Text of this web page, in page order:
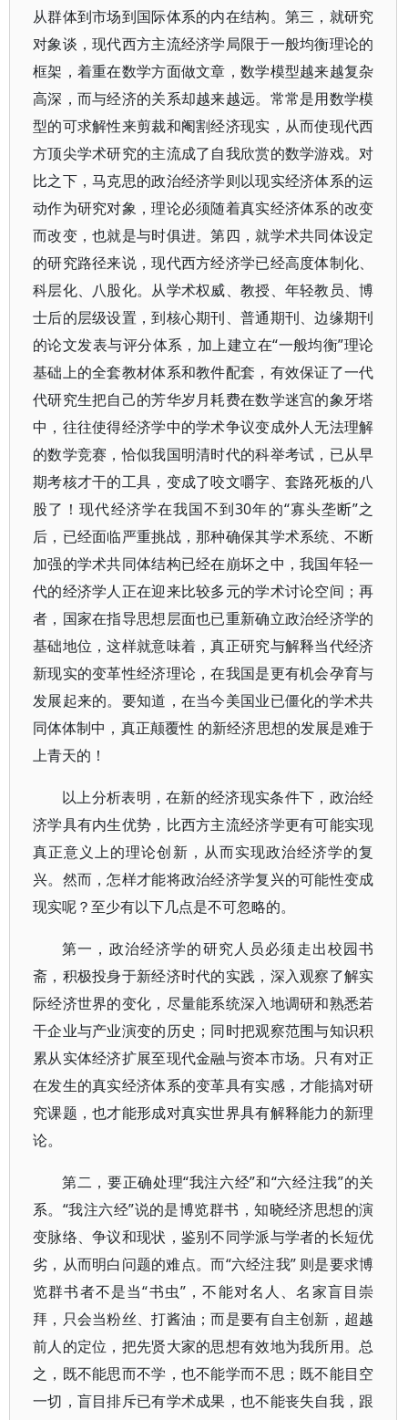
从群体到市场到国际体系的内在结构。第三，就研究
对象谈，现代西方主流经济学局限于一般均衡理论的
框架，着重在数学方面做文章，数学模型越来越复杂
高深，而与经济的关系却越来越远。常常是用数学模
型的可求解性来剪裁和阉割经济现实，从而使现代西
方顶尖学术研究的主流成了自我欣赏的数学游戏。对
比之下，马克思的政治经济学则以现实经济体系的运
动作为研究对象，理论必须随着真实经济体系的改变
而改变，也就是与时俱进。第四，就学术共同体设定
的研究路径来说，现代西方经济学已经高度体制化、
科层化、八股化。从学术权威、教授、年轻教员、博
士后的层级设置，到核心期刊、普通期刊、边缘期刊
的论文发表与评分体系，加上建立在“一般均衡”理论
基础上的全套教材体系和教件配套，有效保证了一代
代研究生把自己的芳华岁月耗费在数学迷宫的象牙塔
中，往往使得经济学中的学术争议变成外人无法理解
的数学竞赛，恰似我国明清时代的科举考试，已从早
期考核才干的工具，变成了咬文嚼字、套路死板的八
股了！现代经济学在我国不到30年的“寡头垄断”之
后，已经面临严重挑战，那种确保其学术系统、不断
加强的学术共同体结构已经在崩坏之中，我国年轻一
代的经济学人正在迎来比较多元的学术讨论空间；再
者，国家在指导思想层面也已重新确立政治经济学的
基础地位，这样就意味着，真正研究与解释当代经济
新现实的变革性经济理论，在我国是更有机会孕育与
发展起来的。要知道，在当今美国业已僵化的学术共
同体体制中，真正颠覆性 的新经济思想的发展是难于
上青天的！
以上分析表明，在新的经济现实条件下，政治经
济学具有内生优势，比西方主流经济学更有可能实现
真正意义上的理论创新，从而实现政治经济学的复
兴。然而，怎样才能将政治经济学复兴的可能性变成
现实呢？至少有以下几点是不可忽略的。
第一，政治经济学的研究人员必须走出校园书
斋，积极投身于新经济时代的实践，深入观察了解实
际经济世界的变化，尽量能系统深入地调研和熟悉若
干企业与产业演变的历史；同时把观察范围与知识积
累从实体经济扩展至现代金融与资本市场。只有对正
在发生的真实经济体系的变革具有实感，才能搞对研
究课题，也才能形成对真实世界具有解释能力的新理
论。
第二，要正确处理“我注六经”和“六经注我”的关
系。“我注六经”说的是博览群书，知晓经济思想的演
变脉络、争议和现状，鉴别不同学派与学者的长短优
劣，从而明白问题的难点。而“六经注我” 则是要求博
览群书者不是当“书虫”，不能对名人、名家盲目崇
拜，只会当粉丝、打酱油；而是要有自主创新，超越
前人的定位，把先贤大家的思想有效地为我所用。总
之，既不能思而不学，也不能学而不思；既不能目空
一切，盲目排斥已有学术成果，也不能丧失自我，跟